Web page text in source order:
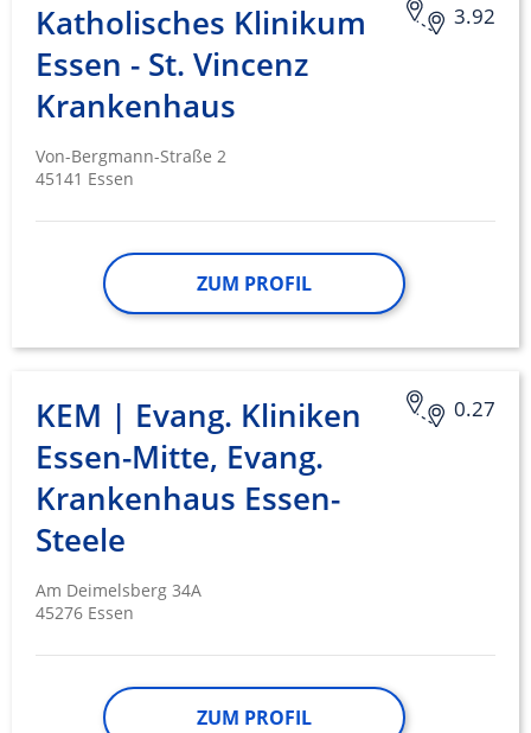
3.92
Katholisches Klinikum
Essen - St. Vincenz
Krankenhaus
Von-Bergmann-Straße 2
45141 Essen
ZUM PROFIL
0.27
KEM | Evang. Kliniken
Essen-Mitte, Evang.
Krankenhaus Essen-
Steele
Am Deimelsberg 34A
45276 Essen
ZUM PROFIL